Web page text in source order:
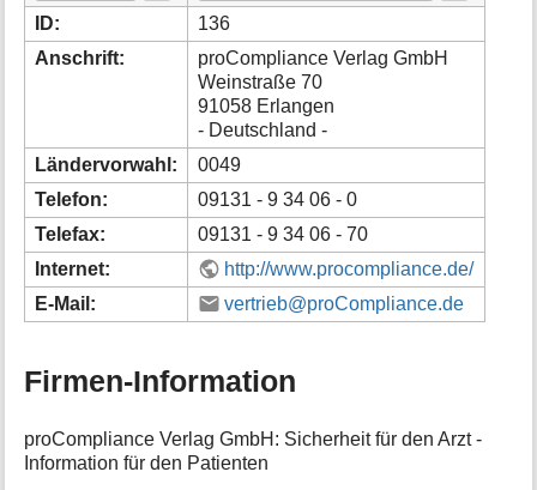
o
n
u
S
e
e
ID:
136
Anschrift:
proCompliance Verlag GmbH
Weinstraße 70
91058 Erlangen
- Deutschland -
Ländervorwahl:
0049
Telefon:
09131 - 9 34 06 - 0
Telefax:
09131 - 9 34 06 - 70
Internet:
http://www.procompliance.de/
E-Mail:
vertrieb@proCompliance.de
Firmen-Information
proCompliance Verlag GmbH: Sicherheit für den Arzt -
Information für den Patienten